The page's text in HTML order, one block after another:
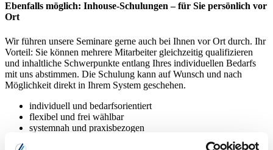
Ebenfalls möglich: Inhouse-Schulungen – für Sie persönlich vor
Ort
Wir führen unsere Seminare gerne auch bei Ihnen vor Ort durch. Ihr
Vorteil: Sie können mehrere Mitarbeiter gleichzeitig qualifizieren
und inhaltliche Schwerpunkte entlang Ihres individuellen Bedarfs
mit uns abstimmen. Die Schulung kann auf Wunsch und nach
Möglichkeit direkt in Ihrem System geschehen.
individuell und bedarfsorientiert
flexibel und frei wählbar
systemnah und praxisbezogen